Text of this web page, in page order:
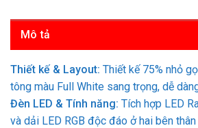
Mô tả
Thiết kế & Layout: Thiết kế 75% nhỏ
tông màu Full White sang trọng, dễ
Đèn LED & Tính năng: Tích hợp LED
và dải LED RGB độc đáo ở hai bên